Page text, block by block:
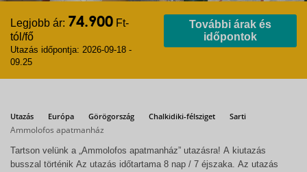
Legjobb ár: 74.900 Ft-
tól/fő
Utazás időpontja: 2026-09-18 -
09.25
További árak és
időpontok
Utazás Európa Görögország Chalkidiki-félsziget Sarti
Ammolofos apatmanház
Tartson velünk a „Ammolofos apatmanház” utazásra! A kiutazás
busszal történik Az utazás időtartama 8 nap / 7 éjszaka. Az utazás